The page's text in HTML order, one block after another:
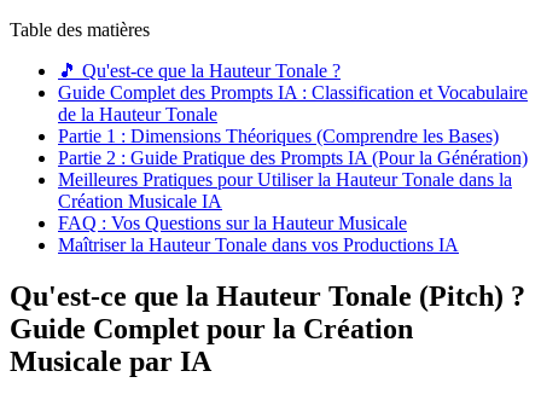
Table des matières
🎵 Qu'est-ce que la Hauteur Tonale ?
Guide Complet des Prompts IA : Classification et Vocabulaire
de la Hauteur Tonale
Partie 1 : Dimensions Théoriques (Comprendre les Bases)
Partie 2 : Guide Pratique des Prompts IA (Pour la Génération)
Meilleures Pratiques pour Utiliser la Hauteur Tonale dans la
Création Musicale IA
FAQ : Vos Questions sur la Hauteur Musicale
Maîtriser la Hauteur Tonale dans vos Productions IA
Qu'est-ce que la Hauteur Tonale (Pitch) ?
Guide Complet pour la Création
Musicale par IA